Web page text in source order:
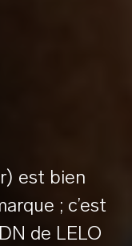
est bien
; c’est
de LELO